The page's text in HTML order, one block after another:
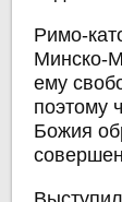
Римо-
Минско-
ему
поэтому
Божия